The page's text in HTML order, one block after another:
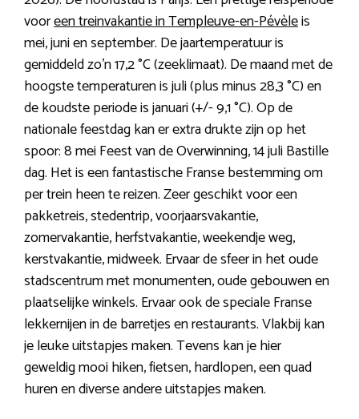
vooreen treinvakantie in Templeuve-en-Pévèleis
mei, juni en september. De jaartemperatuur is
gemiddeld zo’n 17,2 °C (zeeklimaat). De maand met de
hoogste temperaturen is juli (plus minus 28,3 °C) en
de koudste periode is januari (+/- 9,1 °C). Op de
nationale feestdag kan er extra drukte zijn op het
spoor: 8 mei Feest van de Overwinning, 14 juli Bastille
dag. Het is een fantastische Franse bestemming om
per trein heen te reizen. Zeer geschikt voor een
pakketreis, stedentrip, voorjaarsvakantie,
zomervakantie, herfstvakantie, weekendje weg,
kerstvakantie, midweek. Ervaar de sfeer in het oude
stadscentrum met monumenten, oude gebouwen en
plaatselijke winkels. Ervaar ook de speciale Franse
lekkernijen in de barretjes en restaurants. Vlakbij kan
je leuke uitstapjes maken. Tevens kan je hier
geweldig mooi hiken, fietsen, hardlopen, een quad
huren en diverse andere uitstapjes maken.